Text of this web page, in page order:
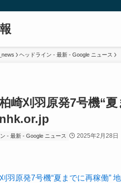
ヘッドライン - 最新 - Google ニュース
崎刈羽原発7号機“
nhk.or.jp
- 最新 - Google ニュース 2025年2月28日
羽原発7号機“夏までに再稼働”